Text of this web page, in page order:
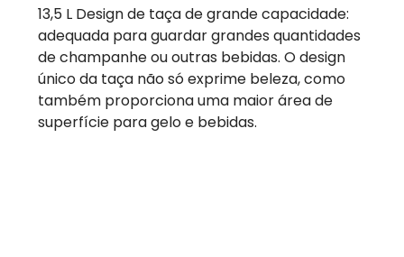
13,5 L Design de taça de grande capacidade:
adequada para guardar grandes quantidades
de champanhe ou outras bebidas. O design
único da taça não só exprime beleza, como
também proporciona uma maior área de
superfície para gelo e bebidas.